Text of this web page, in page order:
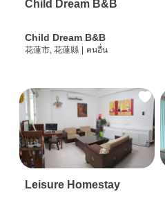
Child Dream B&B
Child Dream B&B
花蓮市, 花蓮縣 คนอื่น
Leisure Homestay